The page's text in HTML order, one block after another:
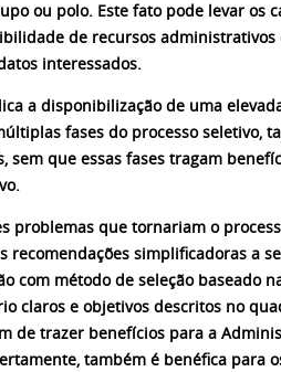
ou polo. Este fato pode levar os
de recursos
interessados.
a disponibilização de uma
fases do processo seletivo,
sem que essas fases tragam
problemas que tornariam o
recomendações simplificadoras a
com método de seleção baseado
claros e objetivos descritos no
de trazer benefícios para a
também é benéfica para